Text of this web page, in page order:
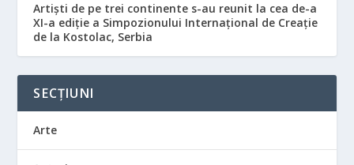
Artiști de pe trei continente s-au reunit la cea de-a
XI-a ediție a Simpozionului Internațional de Creație
de la Kostolac, Serbia
SECȚIUNI
Arte